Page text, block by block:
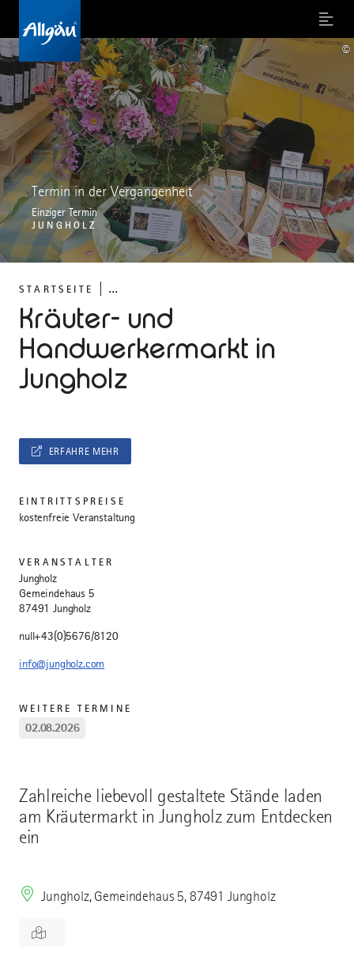
Menu
STARTSEITE ...
Kräuter- und
Handwerkermarkt in
Jungholz
Termin in der Vergangenheit
Einziger Termin
JUNGHOLZ
©
Zahlreiche liebevoll gestaltete Stände laden
am Kräutermarkt in Jungholz zum Entdecken
ein
Jungholz, Gemeindehaus 5, 87491 Jungholz
ERFAHRE MEHR
EINTRITTSPREISE
kostenfreie Veranstaltung
VERANSTALTER
Jungholz
Gemeindehaus 5
87491 Jungholz
null+43(0)5676/8120
info@jungholz.com
WEITERE TERMINE
02.08.2026